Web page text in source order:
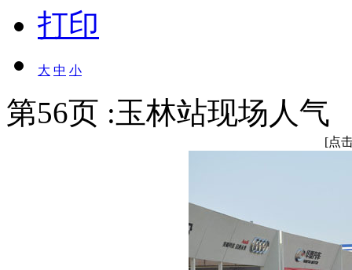
打印
大 中 小
第56页 :玉林站现场人气
[点